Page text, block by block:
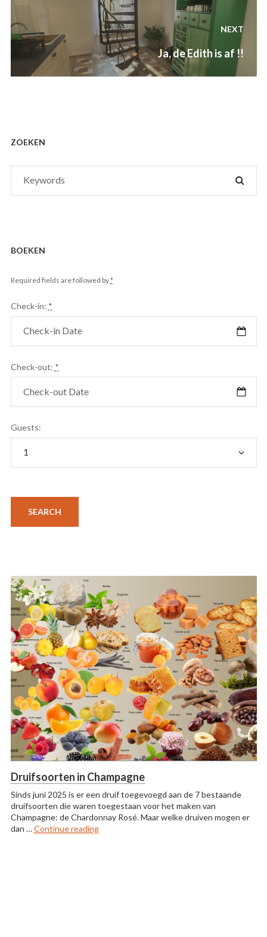
NEXT
Ja, de Edith is af !!
ZOEKEN
BOEKEN
Required fields are followed by*
Check-in: *
Check-out: *
Guests:
Druifsoorten in Champagne
Sinds juni 2025 is er een druif toegevoegd aan de 7 bestaande
druifsoorten die waren toegestaan voor het maken van
Champagne: de Chardonnay Rosé. Maar welke druiven mogen er
dan …Continue reading“Druifsoorten in Champagne”